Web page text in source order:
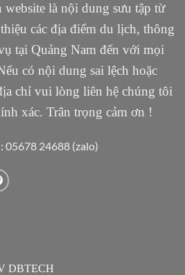
là nội dung sưu tập từ
các địa điểm du lịch, thông
tại Quảng Nam đến với mọi
có nội dung sai lệch hoặc
chỉ vui lòng liên hệ chúng tôi
xác. Trân trọng cảm ơn !
05678 24688 (zalo)
DBTECH